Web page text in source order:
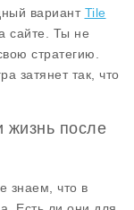
вариант Tile
сайте. Ты не
стратегию.
затянет так, что
жизнь после
знаем, что в